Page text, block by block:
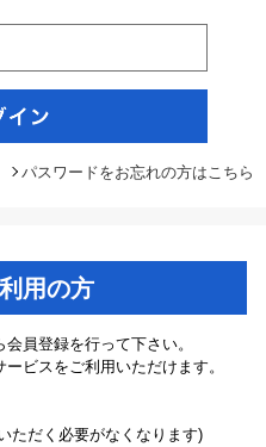
パスワードをお忘れの方はこちら
用の方
員登録を行って下さい。
ビスをご利用いただけます。
ただく必要がなくなります)